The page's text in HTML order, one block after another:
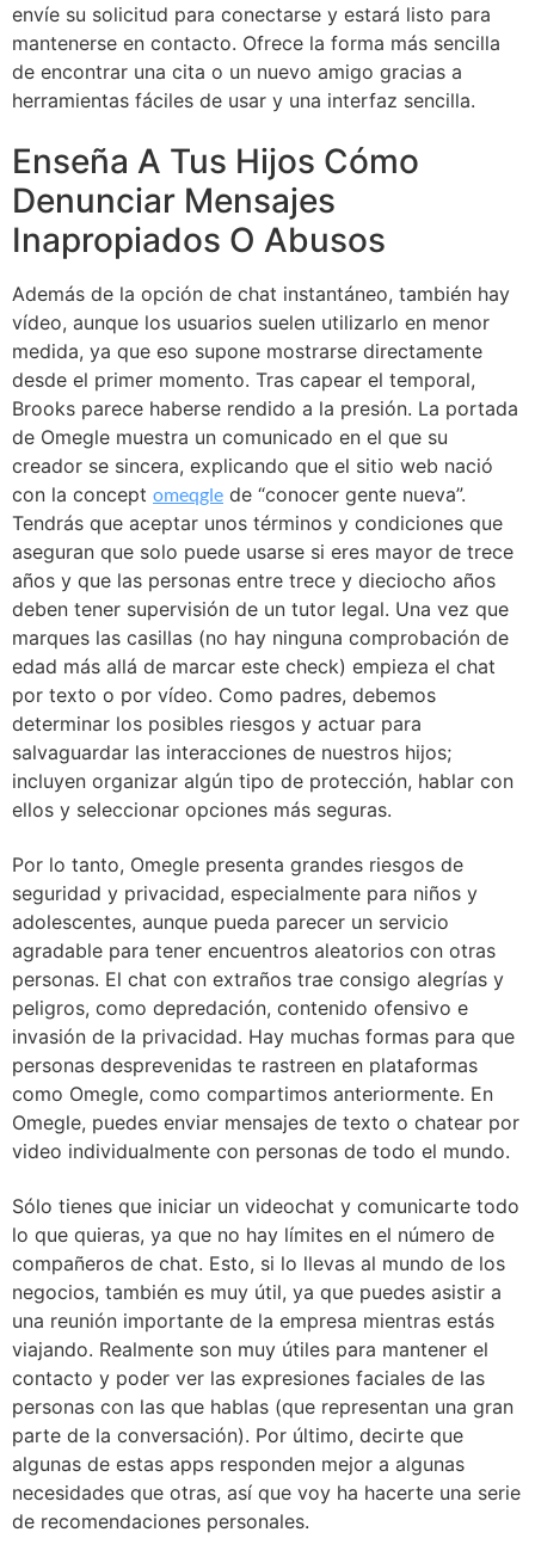
envíe su solicitud para conectarse y estará listo para
mantenerse en contacto. Ofrece la forma más sencilla
de encontrar una cita o un nuevo amigo gracias a
herramientas fáciles de usar y una interfaz sencilla.
Enseña A Tus Hijos Cómo
Denunciar Mensajes
Inapropiados O Abusos
Además de la opción de chat instantáneo, también hay
vídeo, aunque los usuarios suelen utilizarlo en menor
medida, ya que eso supone mostrarse directamente
desde el primer momento. Tras capear el temporal,
Brooks parece haberse rendido a la presión. La portada
de Omegle muestra un comunicado en el que su
creador se sincera, explicando que el sitio web nació
con la concept omeqgle de “conocer gente nueva”.
Tendrás que aceptar unos términos y condiciones que
aseguran que solo puede usarse si eres mayor de trece
años y que las personas entre trece y dieciocho años
deben tener supervisión de un tutor legal. Una vez que
marques las casillas (no hay ninguna comprobación de
edad más allá de marcar este check) empieza el chat
por texto o por vídeo. Como padres, debemos
determinar los posibles riesgos y actuar para
salvaguardar las interacciones de nuestros hijos;
incluyen organizar algún tipo de protección, hablar con
ellos y seleccionar opciones más seguras.
Por lo tanto, Omegle presenta grandes riesgos de
seguridad y privacidad, especialmente para niños y
adolescentes, aunque pueda parecer un servicio
agradable para tener encuentros aleatorios con otras
personas. El chat con extraños trae consigo alegrías y
peligros, como depredación, contenido ofensivo e
invasión de la privacidad. Hay muchas formas para que
personas desprevenidas te rastreen en plataformas
como Omegle, como compartimos anteriormente. En
Omegle, puedes enviar mensajes de texto o chatear por
video individualmente con personas de todo el mundo.
Sólo tienes que iniciar un videochat y comunicarte todo
lo que quieras, ya que no hay límites en el número de
compañeros de chat. Esto, si lo llevas al mundo de los
negocios, también es muy útil, ya que puedes asistir a
una reunión importante de la empresa mientras estás
viajando. Realmente son muy útiles para mantener el
contacto y poder ver las expresiones faciales de las
personas con las que hablas (que representan una gran
parte de la conversación). Por último, decirte que
algunas de estas apps responden mejor a algunas
necesidades que otras, así que voy ha hacerte una serie
de recomendaciones personales.